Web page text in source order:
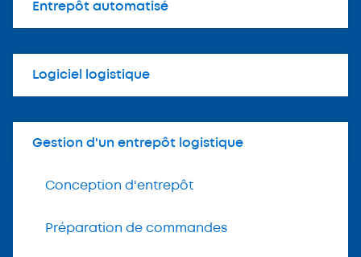
Entrepôt automatisé
Logiciel logistique
Gestion d'un entrepôt logistique
Conception d'entrepôt
Préparation de commandes